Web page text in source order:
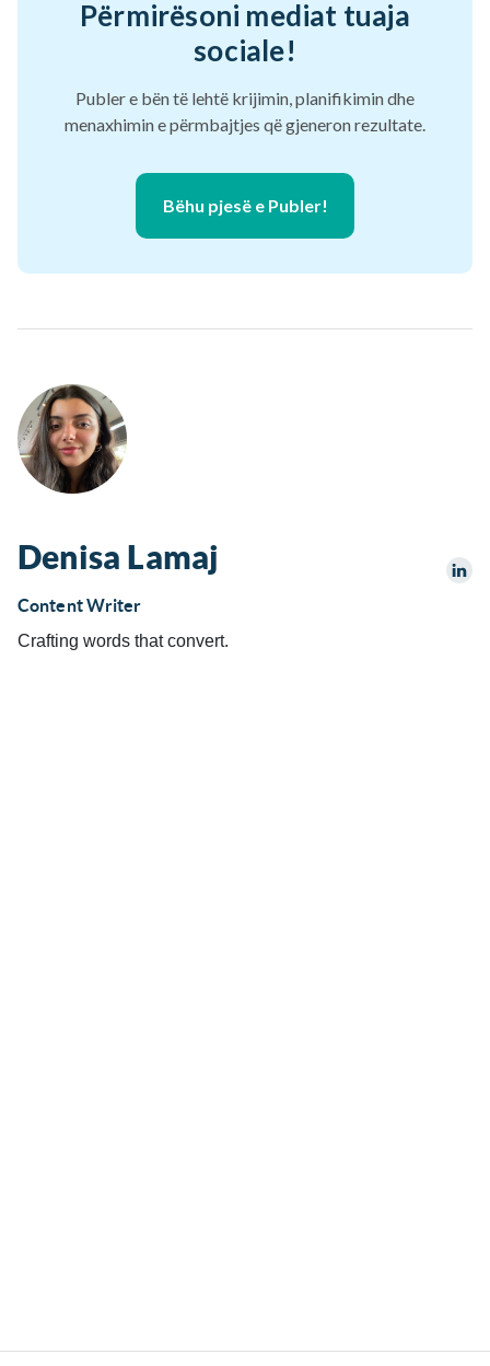
Përmirësoni mediat tuaja
sociale!
Publer e bën të lehtë krijimin, planifikimin dhe
menaxhimin e përmbajtjes që gjeneron rezultate.
Bëhu pjesë e Publer!
Denisa Lamaj
Content Writer
Crafting words that convert.